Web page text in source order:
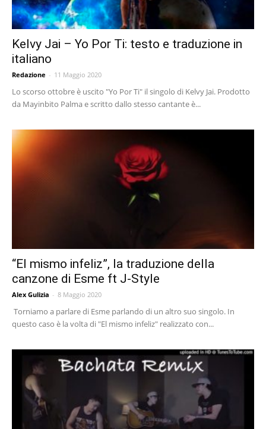
Kelvy Jai – Yo Por Ti: testo e traduzione in
italiano
Redazione - 11 Maggio 2020
Lo scorso ottobre è uscito "Yo Por Ti" il singolo di Kelvy Jai. Prodotto
da Mayinbito Palma e scritto dallo stesso cantante è...
“El mismo infeliz”, la traduzione della
canzone di Esme ft J-Style
Alex Gulizia - 8 Maggio 2020
Torniamo a parlare di Esme parlando di un altro suo singolo. In
questo caso è la volta di "El mismo infeliz" realizzato con...